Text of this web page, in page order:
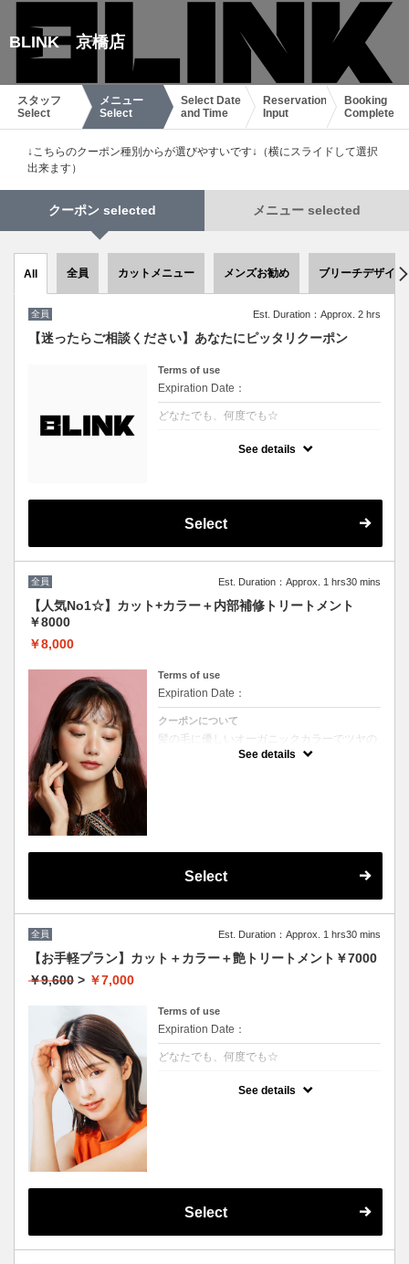
BLINK 京橋店
スタッフ
Select
メニュー
Select
Select Date
and Time
Reservation
Input
Booking
Complete
↓こちらのクーポン種別からが選びやすいです↓（横にスライドして選択
出来ます）
クーポン selected メニュー selected
All 全員 カットメニュー メンズお勧め ブリーチデザイン
全員 Est. Duration：Approx. 2 hrs
【迷ったらご相談ください】あなたにピッタリクーポン
Terms of use
Expiration Date：
どなたでも、何度でも☆
提案させていただきます！
ボタンをご選択ください。
※縮毛矯正を悩まれている方は必ず縮毛矯正
ボタンをご選択ください。
See details
Select
全員 Est. Duration：Approx. 1 hrs30 mins
【人気No1☆】カット+カラー＋内部補修トリートメント
￥8000
￥8,000
Terms of use
Expiration Date：
クーポンについて
髪の毛に優しいオーガニックカラーでツヤの
ある質感★内部補修トリートメント付 ★白髪
See details
Select
全員 Est. Duration：Approx. 1 hrs30 mins
【お手軽プラン】カット＋カラー＋艶トリートメント￥7000
￥9,600 > ￥7,000
Terms of use
Expiration Date：
どなたでも、何度でも☆
See details
Select